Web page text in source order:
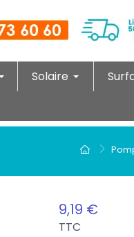
Solaire
9,19 €
TTC